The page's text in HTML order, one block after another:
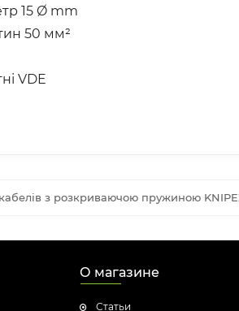
15 Ø mm
50 мм²
VDE
з розкриваючою пружиною
О магазине
Статьи